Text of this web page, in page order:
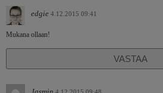
edgie 4.12.2015 09:41
Mukana ollaan!
VASTAA